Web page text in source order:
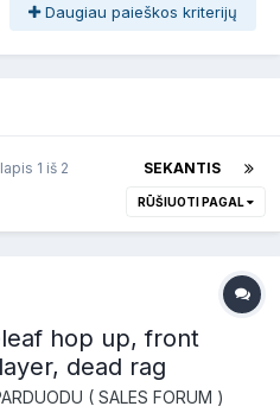
Daugiau paieškos kriterijų
SEKANTIS
1 iš 2
RŪŠIUOTI PAGAL
hop up, front
dead rag
( SALES FORUM )